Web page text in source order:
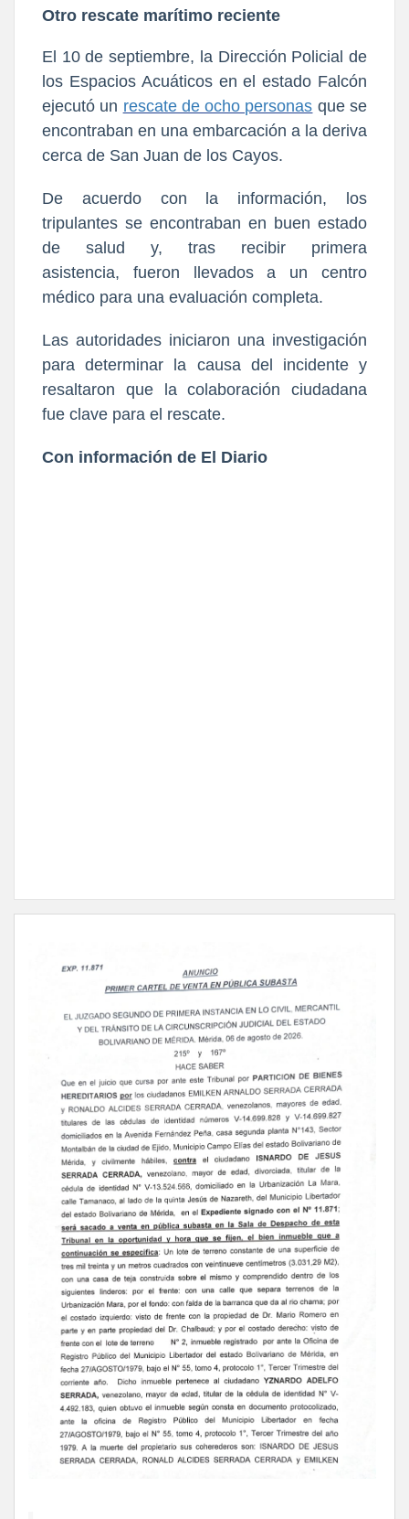
Otro rescate marítimo reciente
El 10 de septiembre, la Dirección Policial de
los Espacios Acuáticos en el estado Falcón
ejecutó un rescate de ocho personas que se
encontraban en una embarcación a la deriva
cerca de San Juan de los Cayos.
De acuerdo con la información, los
tripulantes se encontraban en buen estado
de salud y, tras recibir primera
asistencia,
fueron llevados a un centro
médico para una evaluación completa.
Las autoridades iniciaron una investigación
para determinar la causa del incidente y
resaltaron que la colaboración ciudadana
fue clave para el rescate.
Con información de El Diario